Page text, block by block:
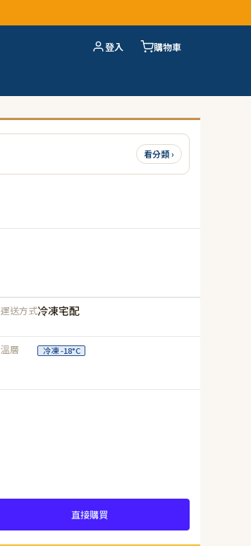
登入 購物車
看分類 ›
運送方式冷凍宅配
溫層 冷凍 -18°C
直接購買